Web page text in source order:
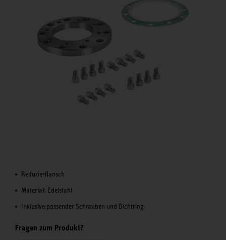
Reduzierflansch
Material: Edelstahl
Inklusive passender Schrauben und Dichtring
Fragen zum Produkt?